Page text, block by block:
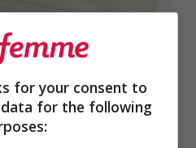
prodotti: i modelli più chic
for your consent to
data for the following